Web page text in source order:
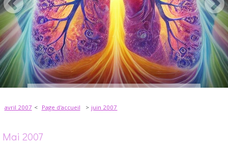
avril 2007 Page d'accueil juin 2007
Mai 2007